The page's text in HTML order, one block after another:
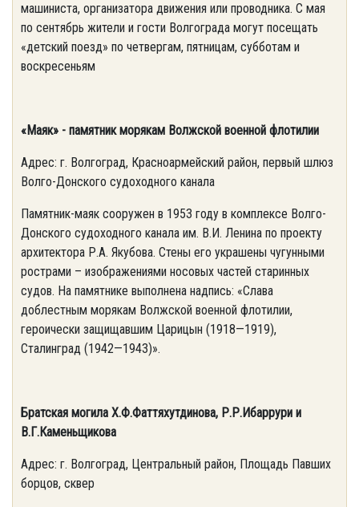
машиниста, организатора движения или проводника. С мая
по сентябрь жители и гости Волгограда могут посещать
«детский поезд» по четвергам, пятницам, субботам и
воскресеньям
«Маяк» - памятник морякам Волжской военной флотилии
Адрес: г. Волгоград, Красноармейский район, первый шлюз
Волго-Донского судоходного канала
Памятник-маяк сооружен в 1953 году в комплексе Волго-
Донского судоходного канала им. В.И. Ленина по проекту
архитектора Р.А. Якубова. Стены его украшены чугунными
рострами – изображениями носовых частей старинных
судов. На памятнике выполнена надпись: «Слава
доблестным морякам Волжской военной флотилии,
героически защищавшим Царицын (1918—1919),
Сталинград (1942—1943)».
Братская могила Х.Ф.Фаттяхутдинова, Р.Р.Ибаррури и
В.Г.Каменьщикова
Адрес: г. Волгоград, Центральный район, Площадь Павших
борцов, сквер